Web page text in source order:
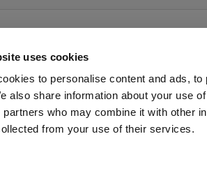
uses cookies
to personalise content and ads,
also share information about your use
who may combine it with other
from your use of their services.
Presse Investoren Share